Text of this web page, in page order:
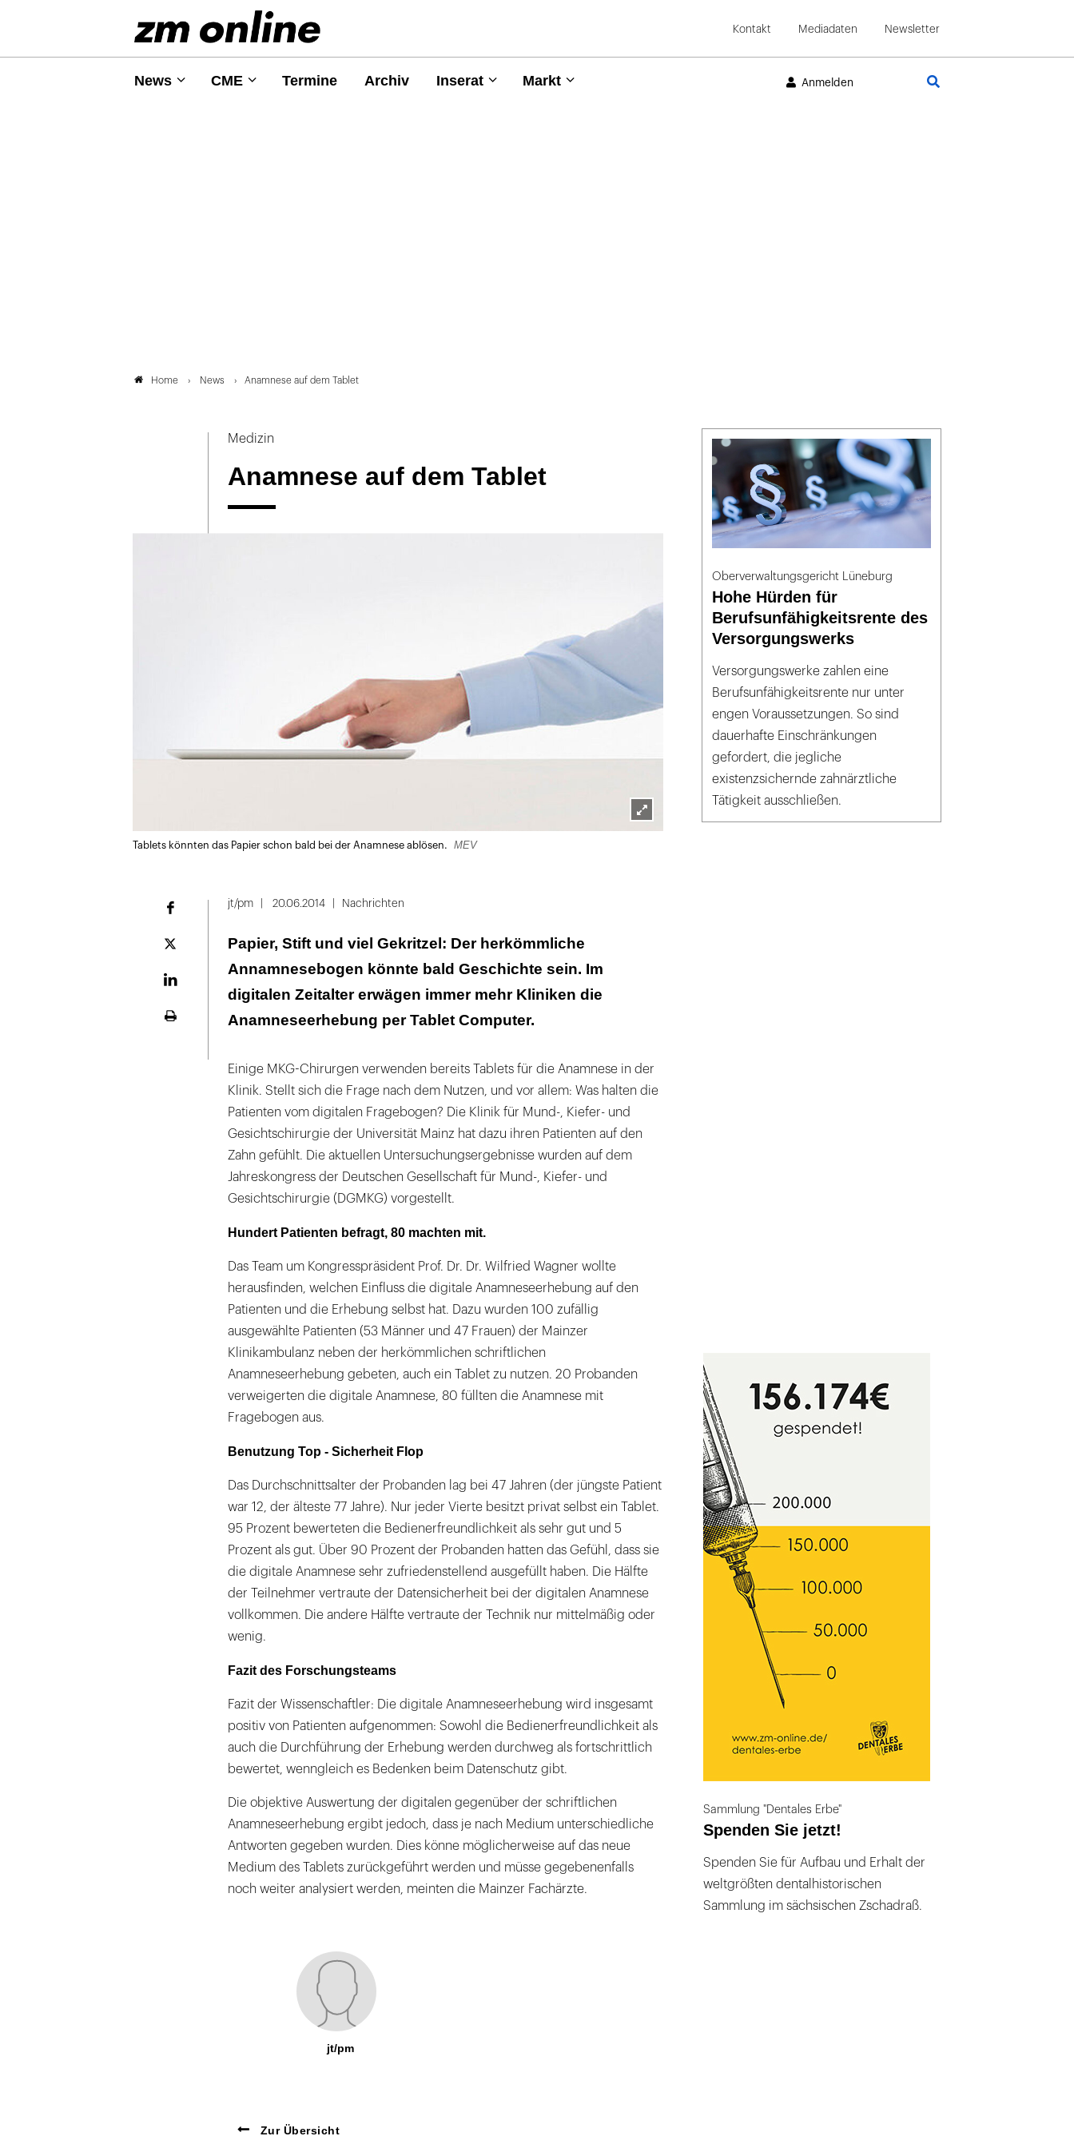
Kontakt Mediadaten Newsletter
News CME Termine Archiv Inserat Markt Anmelden
Home News Anamnese auf dem Tablet
Medizin
Anamnese auf dem Tablet
Lightbox
Tablets könnten das Papier schon bald bei der Anamnese ablösen. MEV
Plattform
jt/pm 20.06.2014 Nachrichten
Papier, Stift und viel Gekritzel: Der herkömmliche
Annamnesebogen könnte bald Geschichte sein. Im
digitalen Zeitalter erwägen immer mehr Kliniken die
Anamneseerhebung per Tablet Computer.
Einige MKG-Chirurgen verwenden bereits Tablets für die Anamnese in der
Klinik. Stellt sich die Frage nach dem Nutzen, und vor allem: Was halten die
Patienten vom digitalen Fragebogen? Die Klinik für Mund-, Kiefer- und
Gesichtschirurgie der Universität Mainz hat dazu ihren Patienten auf den
Zahn gefühlt. Die aktuellen Untersuchungsergebnisse wurden auf dem
Jahreskongress der Deutschen Gesellschaft für Mund-, Kiefer- und
Gesichtschirurgie (DGMKG) vorgestellt.
Hundert Patienten befragt, 80 machten mit.
Das Team um Kongresspräsident Prof. Dr. Dr. Wilfried Wagner wollte
herausfinden, welchen Einfluss die digitale Anamneseerhebung auf den
Patienten und die Erhebung selbst hat. Dazu wurden 100 zufällig
ausgewählte Patienten (53 Männer und 47 Frauen) der Mainzer
Klinikambulanz neben der herkömmlichen schriftlichen
Anamneseerhebung gebeten, auch ein Tablet zu nutzen. 20 Probanden
verweigerten die digitale Anamnese, 80 füllten die Anamnese mit
Fragebogen aus.
Benutzung Top - Sicherheit Flop
Das Durchschnittsalter der Probanden lag bei 47 Jahren (der jüngste Patient
war 12, der älteste 77 Jahre). Nur jeder Vierte besitzt privat selbst ein Tablet.
95 Prozent bewerteten die Bedienerfreundlichkeit als sehr gut und 5
Prozent als gut. Über 90 Prozent der Probanden hatten das Gefühl, dass sie
die digitale Anamnese sehr zufriedenstellend ausgefüllt haben. Die Hälfte
der Teilnehmer vertraute der Datensicherheit bei der digitalen Anamnese
vollkommen. Die andere Hälfte vertraute der Technik nur mittelmäßig oder
wenig.
Fazit des Forschungsteams
Fazit der Wissenschaftler: Die digitale Anamneseerhebung wird insgesamt
positiv von Patienten aufgenommen: Sowohl die Bedienerfreundlichkeit als
auch die Durchführung der Erhebung werden durchweg als fortschrittlich
bewertet, wenngleich es Bedenken beim Datenschutz gibt.
Die objektive Auswertung der digitalen gegenüber der schriftlichen
Anamneseerhebung ergibt jedoch, dass je nach Medium unterschiedliche
Antworten gegeben wurden. Dies könne möglicherweise auf das neue
Medium des Tablets zurückgeführt werden und müsse gegebenenfalls
noch weiter analysiert werden, meinten die Mainzer Fachärzte.
jt/pm
Zur Übersicht
Oberverwaltungsgericht Lüneburg
Hohe Hürden für
Berufsunfähigkeitsrente des
Versorgungswerks
Versorgungswerke zahlen eine
Berufsunfähigkeitsrente nur unter
engen Voraussetzungen. So sind
dauerhafte Einschränkungen
gefordert, die jegliche
existenzsichernde zahnärztliche
Tätigkeit ausschließen.
Sammlung "Dentales Erbe"
Spenden Sie jetzt!
Spenden Sie für Aufbau und Erhalt der
weltgrößten dentalhistorischen
Sammlung im sächsischen Zschadraß.